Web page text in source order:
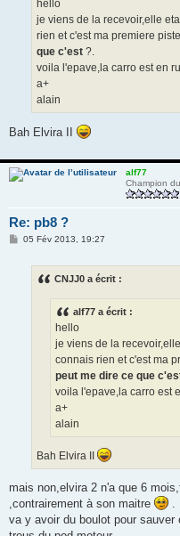
hello
je viens de la recevoir,elle
rien et c'est ma premiere
que c'est ?.
voila l'epave,la carro est en
a+
alain
Bah Elvira II
alf77
Champion
Re: pb8 ?
M05 Fév 2013, 19:27
CNJJ0 a écrit :
alf77 a écrit :
hello
je viens de la
connais rien et c'est ma
peut me dire ce que
voila l'epave,la carro est
a+
alain
Bah Elvira II
mais non,elvira 2 n'a que 6
,contrairement à son maitre
.
va y avoir du boulot pour sauver